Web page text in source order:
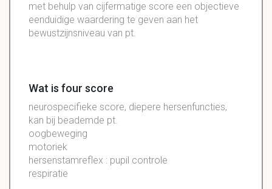
met behulp van cijfermatige score een objectieve
eenduidige waardering te geven aan het
bewustzijnsniveau van pt.
Wat is four score
neurospecifieke score, diepere hersenfuncties,
kan bij beademde pt.
oogbeweging
motoriek
hersenstamreflex : pupil controle
respiratie